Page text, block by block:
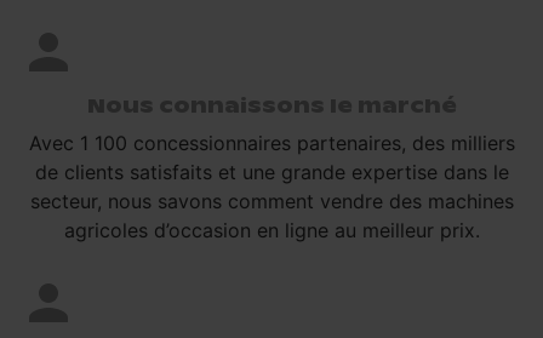
Nous connaissons le marché
Avec 1 100 concessionnaires partenaires, des milliers
de clients satisfaits et une grande expertise dans le
secteur, nous savons comment vendre des machines
agricoles d’occasion en ligne au meilleur prix.